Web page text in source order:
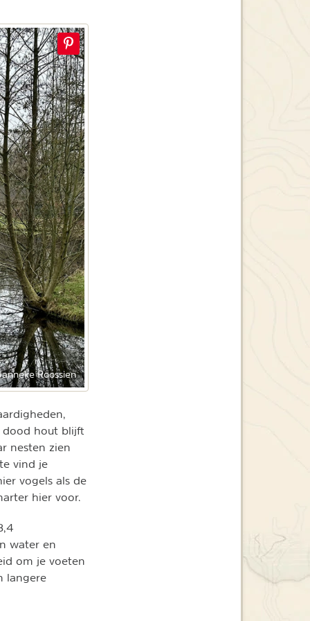
Roossien
dood hout blijft
nesten zien
vind je
vogels als de
hier voor.
water en
om je voeten
langere